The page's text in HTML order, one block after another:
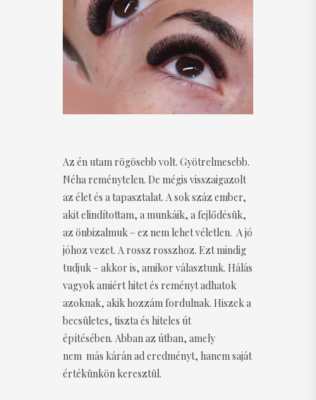
Az én utam rögösebb volt. Gyötrelmesebb.
Néha reménytelen. De mégis visszaigazolt
az élet és a tapasztalat. A sok száz ember,
akit elindítottam, a munkáik, a fejlődésük,
az önbizalmuk – ez nem lehet véletlen. A jó
jóhoz vezet. A rossz rosszhoz. Ezt mindig
tudjuk – akkor is, amikor választunk. Hálás
vagyok amiért hitet és reményt adhatok
azoknak, akik hozzám fordulnak. Hiszek a
becsületes, tiszta és hiteles út
építésében. Abban az útban, amely
nem más kárán ad eredményt, hanem saját
értékünkön keresztül.